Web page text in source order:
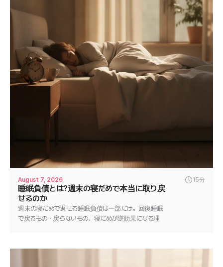
August 7, 2026 15分
睡眠負債とは?週末の寝だめで本当に取り戻
せるのか
週末の寝だめで返せる睡眠負債は一部だけ。回復睡眠
で戻るもの・戻らないもの、寝だめが逆効果になる理